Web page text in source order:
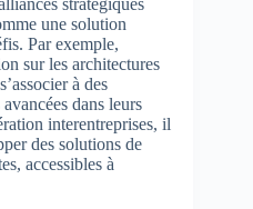
stratégiques
une solution
Par exemple,
sur les architectures
à des
dans leurs
interentreprises, il
des solutions de
accessibles à